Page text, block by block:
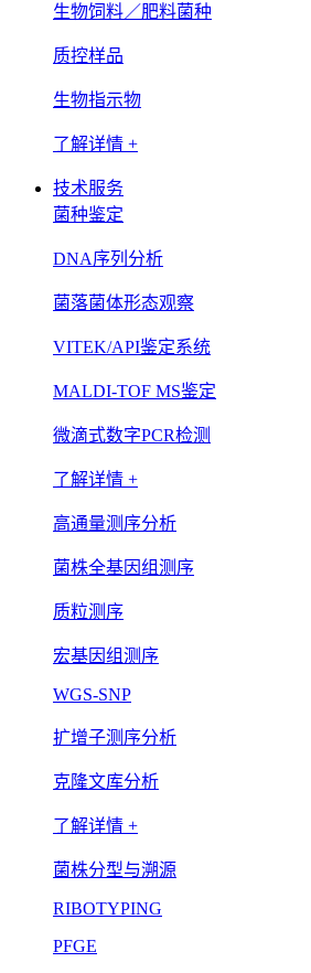
生物饲料／肥料菌种
质控样品
生物指示物
了解详情 +
技术服务
菌种鉴定
DNA序列分析
菌落菌体形态观察
VITEK/API鉴定系统
MALDI-TOF MS鉴定
微滴式数字PCR检测
了解详情 +
高通量测序分析
菌株全基因组测序
质粒测序
宏基因组测序
WGS-SNP
扩增子测序分析
克隆文库分析
了解详情 +
菌株分型与溯源
RIBOTYPING
PFGE